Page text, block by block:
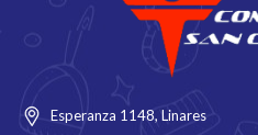
Esperanza 1148, Linares